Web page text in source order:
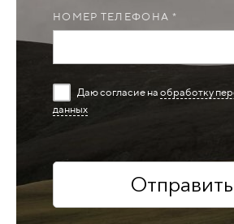
НОМЕР ТЕЛЕФОНА *
Даю согласие на обработку
данных
Отправить